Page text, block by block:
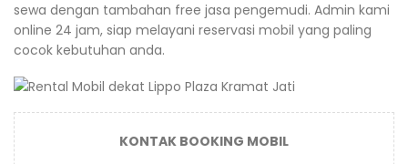
sewa dengan tambahan free jasa pengemudi. Admin kami
online 24 jam, siap melayani reservasi mobil yang paling
cocok kebutuhan anda.
KONTAK BOOKING MOBIL